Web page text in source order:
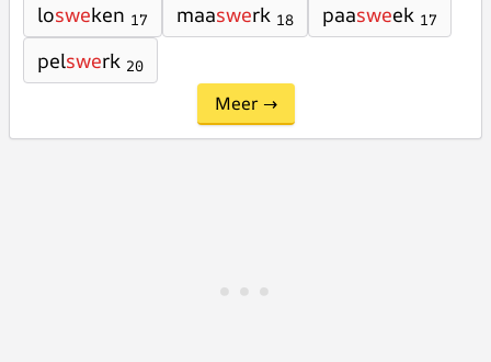
losweken 17 maaswerk 18 paasweek 17
pelswerk 20
Meer →